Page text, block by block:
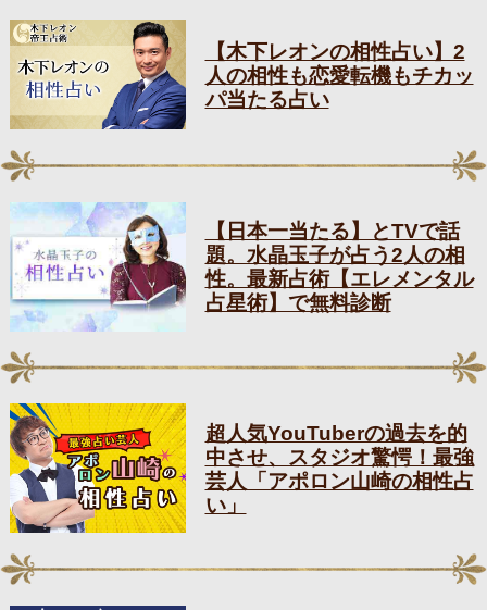
【木下レオンの相性占い】2
人の相性も恋愛転機もチカッ
パ当たる占い
【日本一当たる】とTVで話
題。水晶玉子が占う2人の相
性。最新占術【エレメンタル
占星術】で無料診断
超人気YouTuberの過去を的
中させ、スタジオ驚愕！最強
芸人「アポロン山崎の相性占
い」